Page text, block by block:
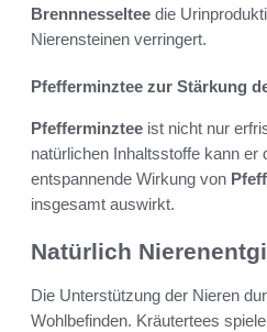
Brennnesseltee die
Nierensteinen verringert.
Pfefferminztee zur Stärkung
Pfefferminztee ist nicht nur
natürlichen Inhaltsstoffe kann er
entspannende Wirkung von
insgesamt auswirkt.
Natürlich
Die Unterstützung der Nieren
Wohlbefinden. Kräutertees